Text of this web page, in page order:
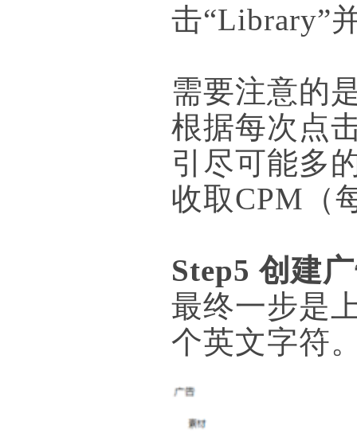
击“Library”
需要注意的
根据每次点
引尽可能多
收取CPM（
Step5 创建
最终一步是
个英文字符